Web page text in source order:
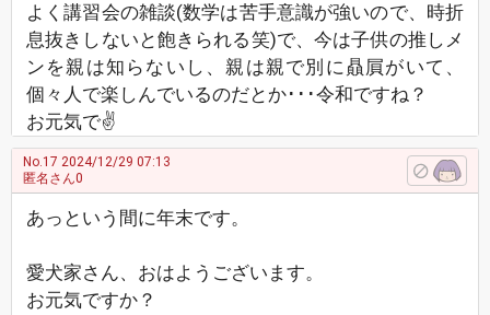
よく講習会の雑談(数学は苦手意識が強いので、時折
息抜きしないと飽きられる笑)で、今は子供の推しメ
ンを親は知らないし、親は親で別に贔屓がいて、
個々人で楽しんでいるのだとか･･･令和ですね？
お元気で✌
No.17 2024/12/29 07:13
匿名さん0
あっという間に年末です。
愛犬家さん、おはようございます。
お元気ですか？